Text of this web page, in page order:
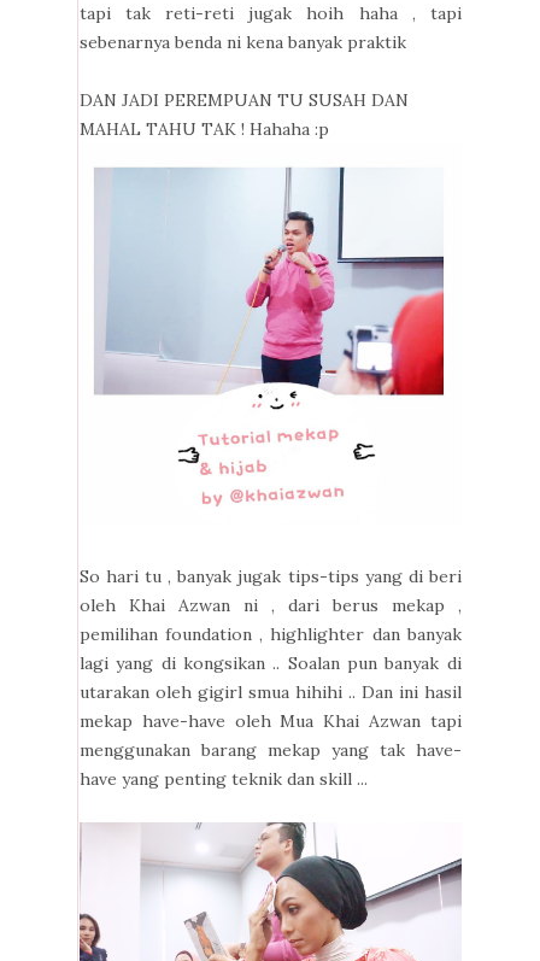
tapi tak reti-reti jugak hoih haha , tapi
sebenarnya benda ni kena banyak praktik
DAN JADI PEREMPUAN TU SUSAH DAN
MAHAL TAHU TAK ! Hahaha :p
So hari tu , banyak jugak tips-tips yang di beri
oleh Khai Azwan ni , dari berus mekap ,
pemilihan foundation , highlighter dan banyak
lagi yang di kongsikan .. Soalan pun banyak di
utarakan oleh gigirl smua hihihi .. Dan ini hasil
mekap have-have oleh Mua Khai Azwan tapi
menggunakan barang mekap yang tak have-
have yang penting teknik dan skill ...